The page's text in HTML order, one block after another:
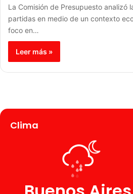
La Comisión de Presupuesto analizó
partidas en medio de un contexto
foco en…
Leer más »
Clima